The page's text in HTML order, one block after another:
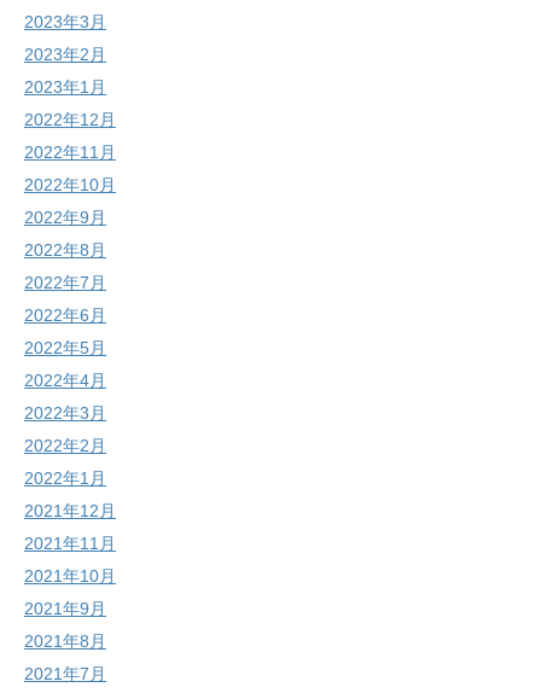
2023年3月
2023年2月
2023年1月
2022年12月
2022年11月
2022年10月
2022年9月
2022年8月
2022年7月
2022年6月
2022年5月
2022年4月
2022年3月
2022年2月
2022年1月
2021年12月
2021年11月
2021年10月
2021年9月
2021年8月
2021年7月